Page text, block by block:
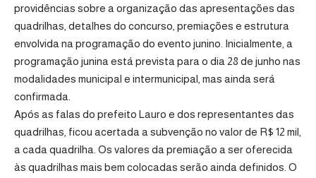
providências sobre a organização das apresentações das
quadrilhas, detalhes do concurso, premiações e estrutura
envolvida na programação do evento junino. Inicialmente, a
programação junina está prevista para o dia 28 de junho nas
modalidades municipal e intermunicipal, mas ainda será
confirmada.
Após as falas do prefeito Lauro e dos representantes das
quadrilhas, ficou acertada a subvenção no valor de R$ 12 mil,
a cada quadrilha. Os valores da premiação a ser oferecida
às quadrilhas mais bem colocadas serão ainda definidos. O